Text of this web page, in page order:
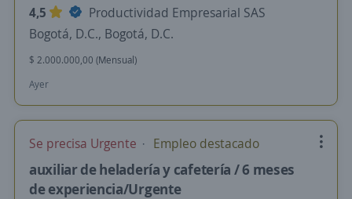
4,5
Productividad Empresarial SAS
Bogotá, D.C., Bogotá, D.C.
$ 2.000.000,00 (Mensual)
Ayer
Se precisa Urgente Empleo destacado
auxiliar de heladería y cafetería / 6 meses
de experiencia/Urgente